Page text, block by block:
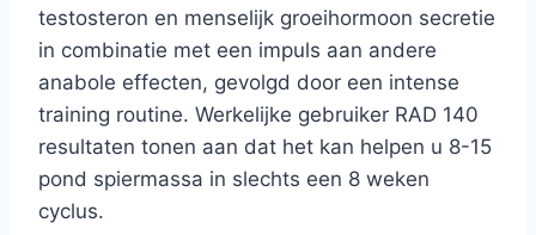
testosteron en menselijk groeihormoon secretie
in combinatie met een impuls aan andere
anabole effecten, gevolgd door een intense
training routine. Werkelijke gebruiker RAD 140
resultaten tonen aan dat het kan helpen u 8-15
pond spiermassa in slechts een 8 weken
cyclus.